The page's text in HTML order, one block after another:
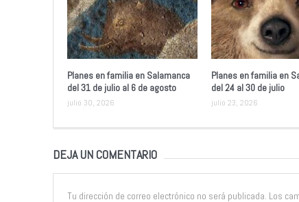
Planes en familia en Salamanca
del 31 de julio al 6 de agosto
julio 30, 2026
Planes en familia en
del 24 al 30 de julio
julio 23, 2026
DEJA UN COMENTARIO
Tu dirección de correo electrónico no será publicada. Los